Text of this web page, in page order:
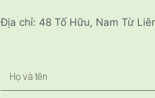
Địa chỉ: 48 Tố Hữu, Nam Từ